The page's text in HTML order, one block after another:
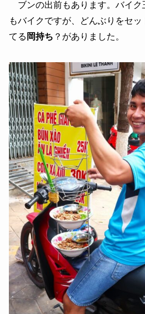
ブンの出前もあります。バイク
もバイクですが、どんぶりをセ
てる 岡持ち ？がありました。